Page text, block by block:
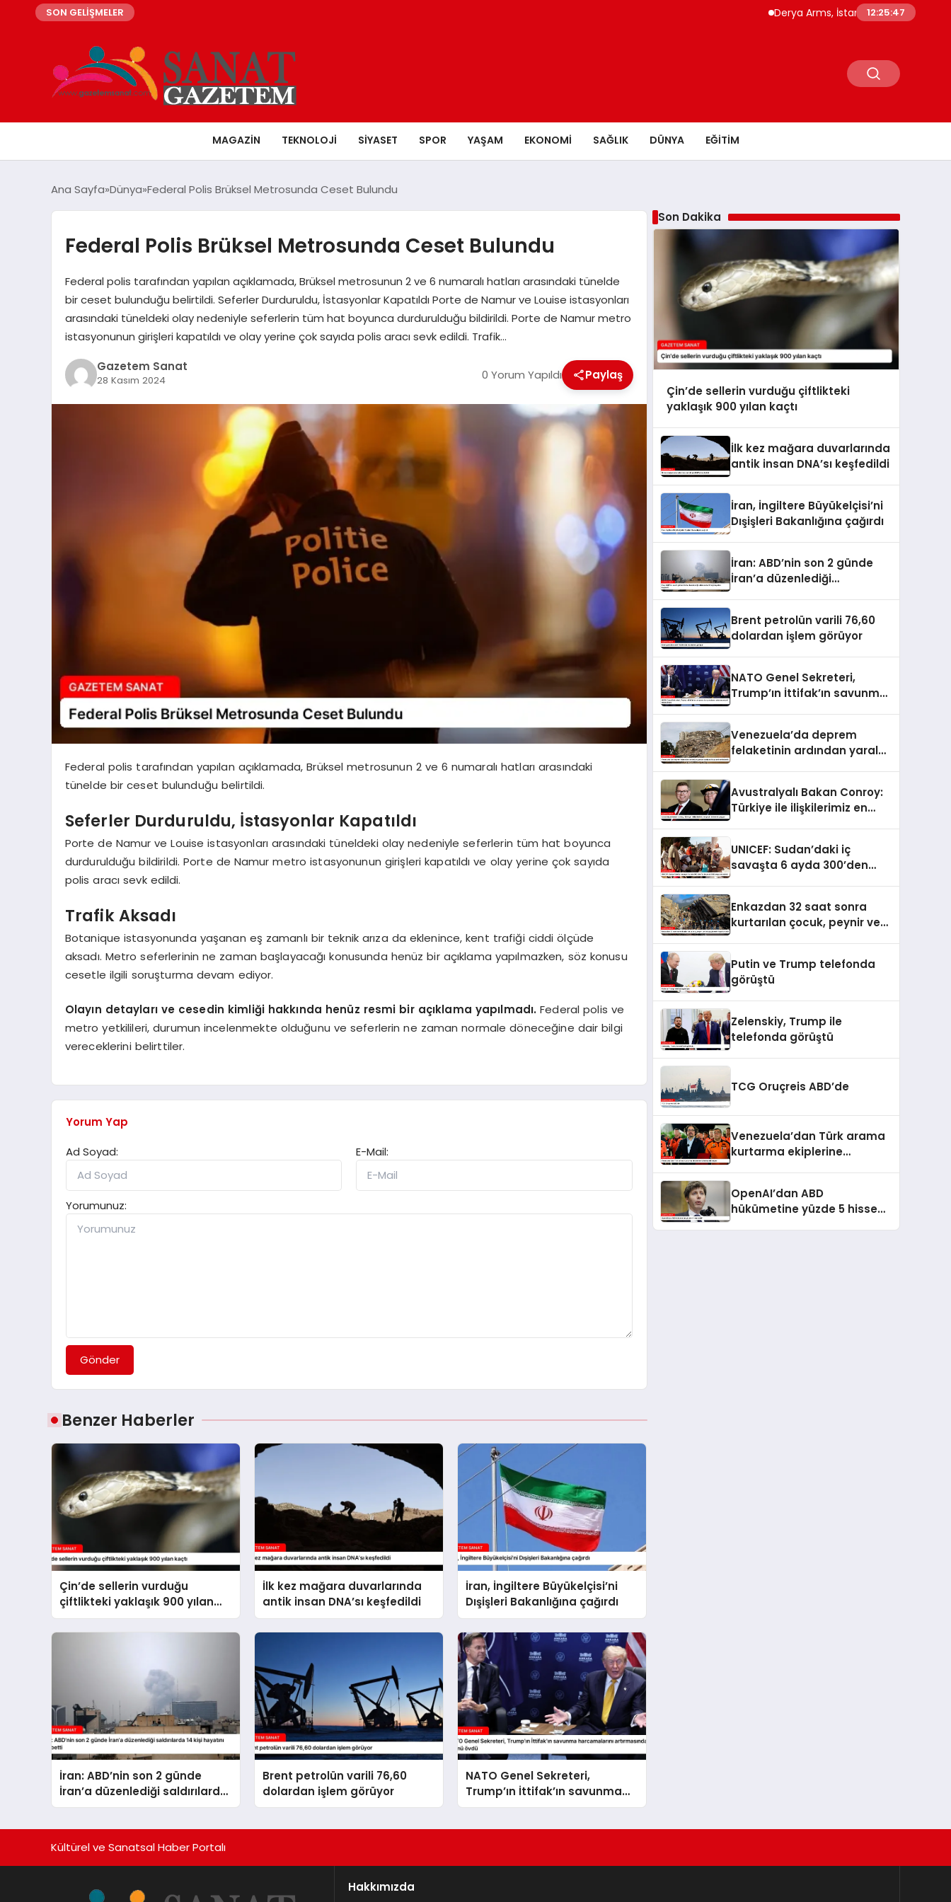
SON GELİŞMELER Derya Arms, İstanbul Prohunt 2026’da
12:25:48
MAGAZIN TEKNOLOJI SIYASET SPOR YAŞAM EKONOMI SAĞLIK DÜNYA EĞITIM
Ana Sayfa Dünya Federal Polis Brüksel Metrosunda Ceset Bulundu
Federal Polis Brüksel Metrosunda Ceset Bulundu
Federal polis tarafından yapılan açıklamada, Brüksel metrosunun 2 ve 6 numaralı hatları arasındaki tünelde
bir ceset bulunduğu belirtildi. Seferler Durduruldu, İstasyonlar Kapatıldı Porte de Namur ve Louise istasyonları
arasındaki tüneldeki olay nedeniyle seferlerin tüm hat boyunca durdurulduğu bildirildi. Porte de Namur metro
istasyonunun girişleri kapatıldı ve olay yerine çok sayıda polis aracı sevk edildi. Trafik…
Gazetem Sanat
28 Kasım 2024 0 Yorum Yapıldı Paylaş
Federal polis tarafından yapılan açıklamada, Brüksel metrosunun 2 ve 6 numaralı hatları arasındaki
tünelde bir ceset bulunduğu belirtildi.
Seferler Durduruldu, İstasyonlar Kapatıldı
Porte de Namur ve Louise istasyonları arasındaki tüneldeki olay nedeniyle seferlerin tüm hat boyunca
durdurulduğu bildirildi. Porte de Namur metro istasyonunun girişleri kapatıldı ve olay yerine çok sayıda
polis aracı sevk edildi.
Trafik Aksadı
Botanique istasyonunda yaşanan eş zamanlı bir teknik arıza da eklenince, kent trafiği ciddi ölçüde
aksadı. Metro seferlerinin ne zaman başlayacağı konusunda henüz bir açıklama yapılmazken, söz konusu
cesetle ilgili soruşturma devam ediyor.
Olayın detayları ve cesedin kimliği hakkında henüz resmi bir açıklama yapılmadı. Federal polis ve
metro yetkilileri, durumun incelenmekte olduğunu ve seferlerin ne zaman normale döneceğine dair bilgi
vereceklerini belirttiler.
Yorum Yap
Ad Soyad:
E-Mail:
Yorumunuz:
Gönder
Benzer Haberler
Çin’de sellerin vurduğu
çiftlikteki yaklaşık 900 yılan
kaçtı
İlk kez mağara duvarlarında
antik insan DNA’sı keşfedildi
İran, İngiltere Büyükelçisi’ni
Dışişleri Bakanlığına çağırdı
İran: ABD’nin son 2 günde
İran’a düzenlediği saldırılarda
14 kişi hayatını kaybetti
Brent petrolün varili 76,60
dolardan işlem görüyor
NATO Genel Sekreteri,
Trump’ın İttifak’ın savunma
harcamalarını artırmasındaki
Son Dakika
Çin’de sellerin vurduğu çiftlikteki
yaklaşık 900 yılan kaçtı
İlk kez mağara duvarlarında
antik insan DNA’sı keşfedildi
İran, İngiltere Büyükelçisi’ni
Dışişleri Bakanlığına çağırdı
İran: ABD’nin son 2 günde
İran’a düzenlediği
Brent petrolün varili 76,60
dolardan işlem görüyor
NATO Genel Sekreteri,
Trump’ın İttifak’ın savunma
Venezuela’da deprem
felaketinin ardından yaralar
Avustralyalı Bakan Conroy:
Türkiye ile ilişkilerimiz en
UNICEF: Sudan’daki iç
savaşta 6 ayda 300’den
Enkazdan 32 saat sonra
kurtarılan çocuk, peynir ve
Putin ve Trump telefonda
görüştü
Zelenskiy, Trump ile
telefonda görüştü
TCG Oruçreis ABD’de
Venezuela’dan Türk arama
kurtarma ekiplerine
OpenAI’dan ABD
hükümetine yüzde 5 hisse
Kültürel ve Sanatsal Haber Portalı
Hakkımızda